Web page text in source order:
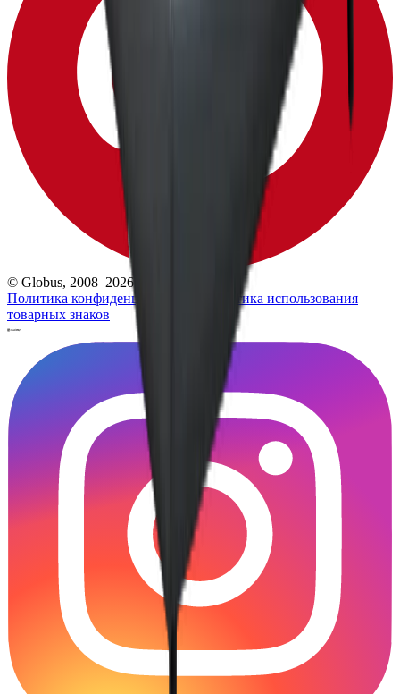
© Globus, 2008–2026
Политика конфиденциальности
Политика использования
товарных знаков